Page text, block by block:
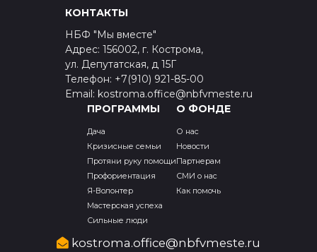
КОНТАКТЫ
НБФ "Мы вместе"
Адрес: 156002, г. Кострома,
ул. Депутатская, д 15Г
Телефон: +7(910) 921-85-00
Email: kostroma.office@nbfvmeste.ru
ПРОГРАММЫ
Дача
Кризисные семьи
Протяни руку помощи
Профориентация
Я-Волонтер
Мастерская успеха
Сильные люди
О ФОНДЕ
О нас
Новости
Партнерам
СМИ о нас
Как помочь
kostroma.office@nbfvmeste.ru